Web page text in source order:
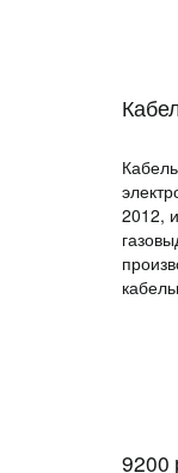
2012,
9200